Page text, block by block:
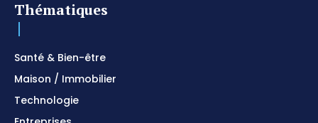
Thématiques
Santé & Bien-être
Maison / Immobilier
Technologie